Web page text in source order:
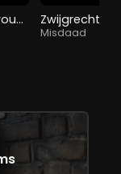
Loverboy: Vertrouw Niemand Zwijgrecht
Misdaad